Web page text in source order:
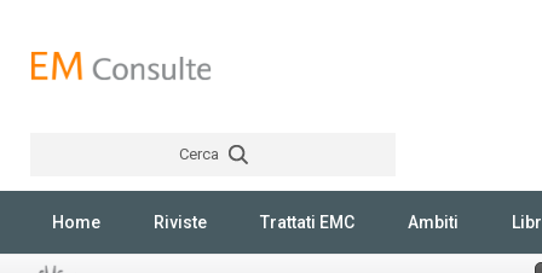
Cerca
Home Riviste Trattati EMC Ambiti